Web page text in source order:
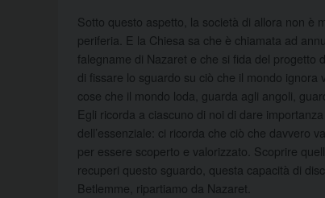
Sotto questo aspetto, la società di allora non è
periferia. E la Chiesa sa che è chiamata ad
falegname di Nazaret e che si fida del progetto
di fissare lo sguardo su ciò che il mondo
cose che il mondo loda, guarda agli angoli,
Egli ricorda a ciascuno di noi di dare
dell’essenziale: ci ricorda che ciò che davvero
per essere scoperto e valorizzato. Scoprire
recuperi questo sguardo, questa capacità di
Betlemme, ripartiamo da Nazaret.